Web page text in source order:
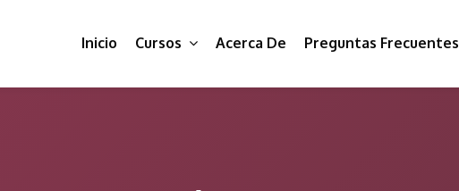
Inicio Cursos Acerca De Preguntas Frecuentes